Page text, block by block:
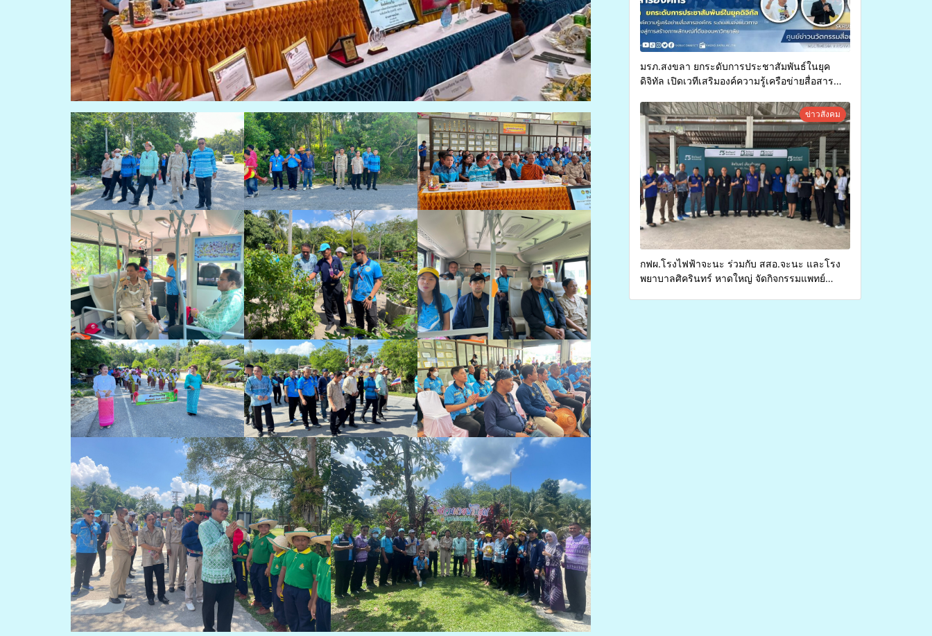
มรภ.สงขลา ยกระดับการประชาสัมพันธ์ในยุค
ดิจิทัล เปิดเวทีเสริมองค์ความรู้เครือข่ายสื่อสาร
การสร้างภาพลักษณ์ที่ดีของมหาวิทยาลัยข่าวสังคม
กฟผ.โรงไฟฟ้าจะนะ ร่วมกับ สสอ.จะนะ และโรง
พยาบาลศิครินทร์ หาดใหญ่ จัดกิจกรรมแพทย์